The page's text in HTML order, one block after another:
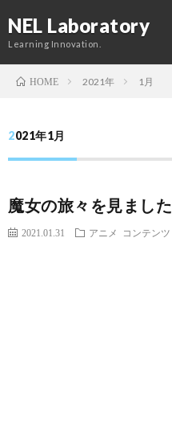
NEL Laboratory
Learning Innovation.
HOME 2021年 1月
2021年1月
魔女の旅々を見ました
2021.01.31 アニメ コンテンツ